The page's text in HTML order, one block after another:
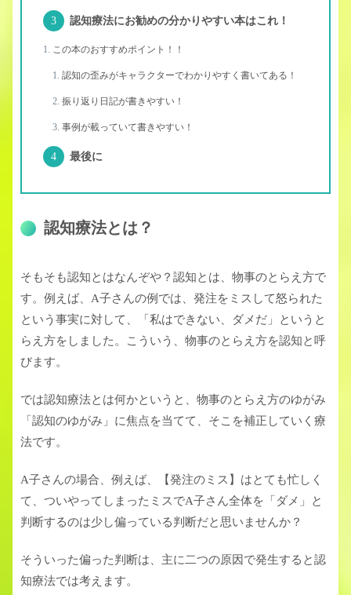
認知療法にお勧めの分かりやすい本はこれ！
この本のおすすめポイント！！
認知の歪みがキャラクターでわかりやすく書いてある！
振り返り日記が書きやすい！
事例が載っていて書きやすい！
最後に
認知療法とは？
そもそも認知とはなんぞや？認知とは、物事のとらえ方で
す。例えば、A子さんの例では、発注をミスして怒られた
という事実に対して、「私はできない、ダメだ」というと
らえ方をしました。こういう、物事のとらえ方を認知と呼
びます。
では認知療法とは何かというと、物事のとらえ方のゆがみ
「認知のゆがみ」に焦点を当てて、そこを補正していく療
法です。
A子さんの場合、例えば、【発注のミス】はとても忙しく
て、ついやってしまったミスでA子さん全体を「ダメ」と
判断するのは少し偏っている判断だと思いませんか？
そういった偏った判断は、主に二つの原因で発生すると認
知療法では考えます。